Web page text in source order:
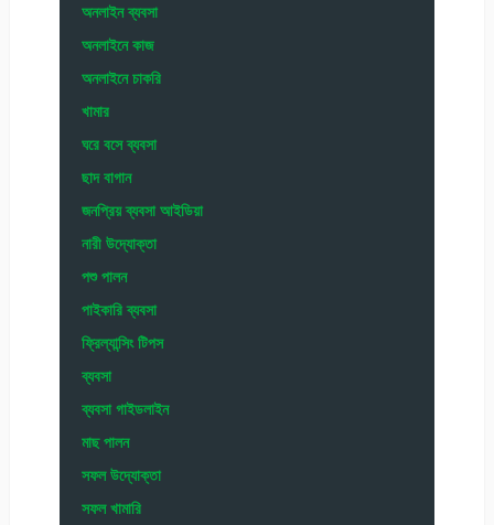
অনলাইন ব্যবসা
অনলাইনে কাজ
অনলাইনে চাকরি
খামার
ঘরে বসে ব্যবসা
ছাদ বাগান
জনপ্রিয় ব্যবসা আইডিয়া
নারী উদ্যোক্তা
পশু পালন
পাইকারি ব্যবসা
ফ্রিল্যান্সিং টিপস
ব্যবসা
ব্যবসা গাইডলাইন
মাছ পালন
সফল উদ্যোক্তা
সফল খামারি